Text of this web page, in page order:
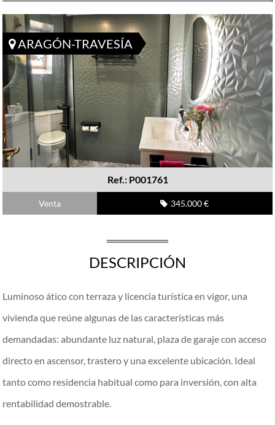
ARAGÓN-TRAVESÍA
Ref.: P001761
Venta 345.000 €
DESCRIPCIÓN
Luminoso ático con terraza y licencia turística en vigor, una
vivienda que reúne algunas de las características más
demandadas: abundante luz natural, plaza de garaje con acceso
directo en ascensor, trastero y una excelente ubicación. Ideal
tanto como residencia habitual como para inversión, con alta
rentabilidad demostrable.